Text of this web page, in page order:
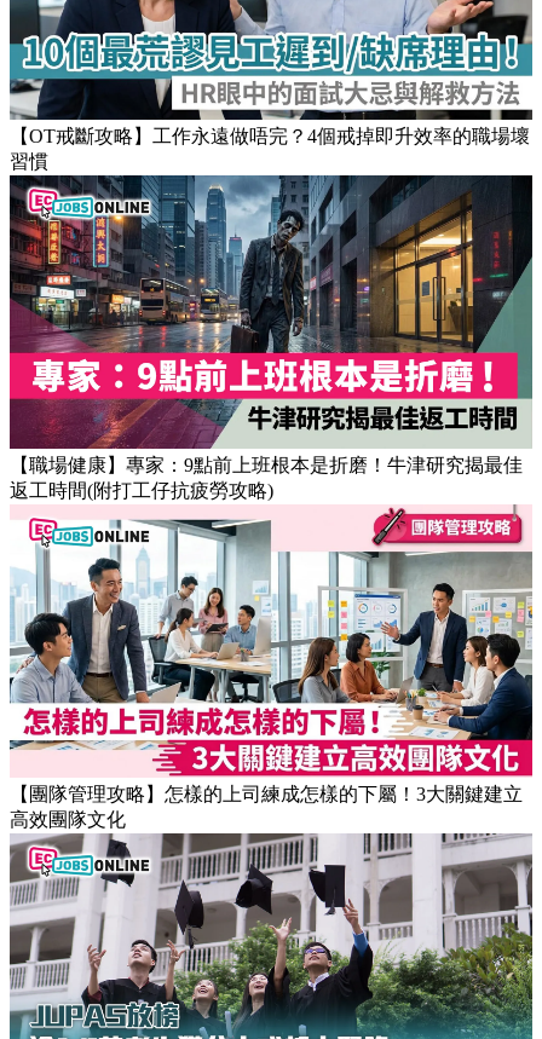
Popular Articles
【OT戒斷攻略】工作永遠做唔完？4個戒掉即升效率的職場壞
習慣
【職場健康】專家：9點前上班根本是折磨！牛津研究揭最佳
返工時間(附打工仔抗疲勞攻略)